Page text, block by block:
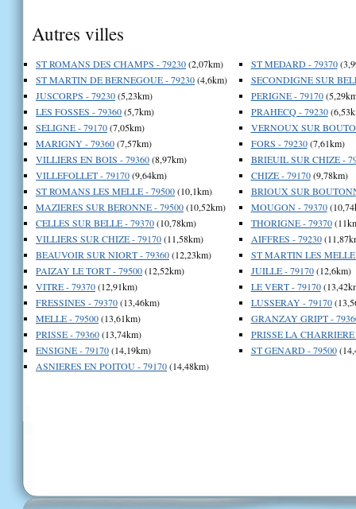
Autres villes
ST ROMANS DES CHAMPS - 79230(2,07km)
ST MARTIN DE BERNEGOUE - 79230(4,6km)
JUSCORPS - 79230(5,23km)
LES FOSSES - 79360(5,7km)
SELIGNE - 79170(7,05km)
MARIGNY - 79360(7,57km)
VILLIERS EN BOIS - 79360(8,97km)
VILLEFOLLET - 79170(9,64km)
ST ROMANS LES MELLE - 79500(10,1km)
MAZIERES SUR BERONNE - 79500(10,52km)
CELLES SUR BELLE - 79370(10,78km)
VILLIERS SUR CHIZE - 79170(11,58km)
BEAUVOIR SUR NIORT - 79360(12,23km)
PAIZAY LE TORT - 79500(12,52km)
VITRE - 79370(12,91km)
FRESSINES - 79370(13,46km)
MELLE - 79500(13,61km)
PRISSE - 79360(13,74km)
ENSIGNE - 79170(14,19km)
ASNIERES EN POITOU - 79170(14,48km)
ST MEDARD - 79370
SECONDIGNE SUR
PERIGNE - 79170
PRAHECQ - 79230
VERNOUX SUR
FORS - 79230(7,61km)
BRIEUIL SUR CHIZE -
CHIZE - 79170(9,78km)
BRIOUX SUR
MOUGON - 79370
THORIGNE - 79370
AIFFRES - 79230
ST MARTIN LES MELLE
JUILLE - 79170(12,6km)
LE VERT - 79170
LUSSERAY - 79170
GRANZAY GRIPT -
PRISSE LA CHARRIERE
ST GENARD - 79500